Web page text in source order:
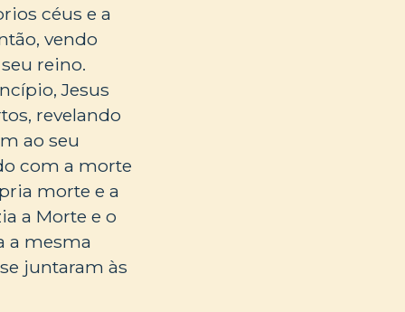
céus e a
vendo
reino.
Jesus
revelando
ao seu
com a morte
morte e a
a Morte e o
a mesma
juntaram às